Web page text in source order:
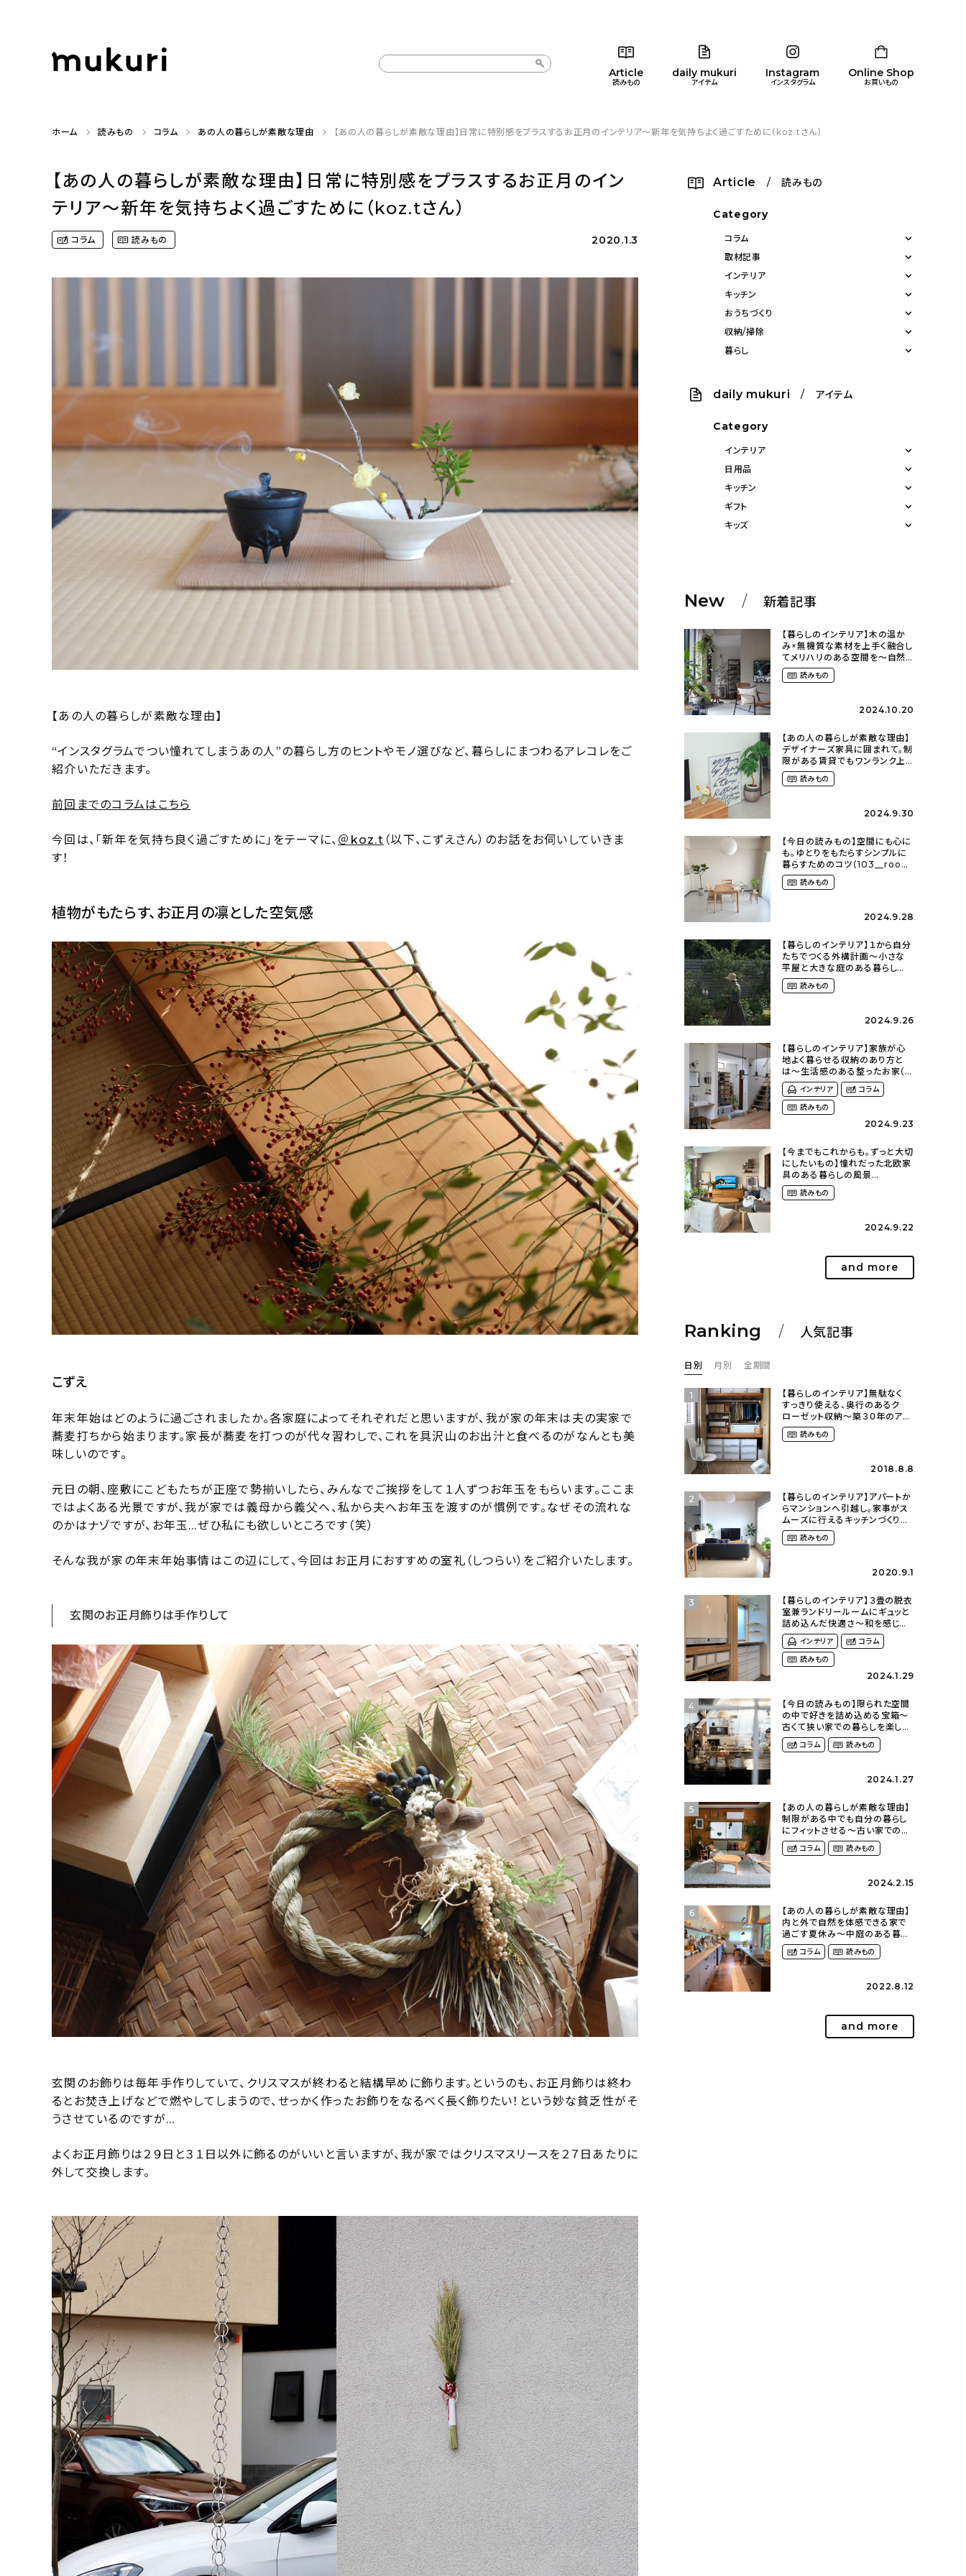
Article
読みもの
daily mukuri
アイテム
Instagram
インスタグラム
Online Shop
お買いもの
カテゴリー一覧 コラム 暮らし
カテゴリー一覧 インテリア キッズ
ホーム 読みもの コラム あの人の暮らしが素敵な理由 【あの人の暮らしが素敵な理由】日常に特別感をプラスするお正月のインテリア〜新年を気持ちよく過ごすために（koz.tさん）
【あの人の暮らしが素敵な理由】日常に特別感をプラスするお正月のイン
テリア〜新年を気持ちよく過ごすために（koz.tさん）
コラム 読みもの 2020.1.3
【あの人の暮らしが素敵な理由】
“インスタグラムでつい憧れてしまうあの人”の暮らし方のヒントやモノ選びなど、暮らしにまつわるアレコレをご
紹介いただきます。
前回までのコラムはこちら
今回は、「新年を気持ち良く過ごすために」をテーマに、 ＠koz.t （以下、こずえさん）のお話をお伺いしていきま
す！
植物がもたらす、お正月の凛とした空気感
こずえ
年末年始はどのように過ごされましたか。各家庭によってそれぞれだと思いますが、我が家の年末は夫の実家で
蕎麦打ちから始まります。家長が蕎麦を打つのが代々習わしで、これを具沢山のお出汁と食べるのがなんとも美
味しいのです。
元日の朝、座敷にこどもたちが正座で勢揃いしたら、みんなでご挨拶をして１人ずつお年玉をもらいます。ここま
ではよくある光景ですが、我が家では義母から義父へ、私から夫へお年玉を渡すのが慣例です。なぜその流れな
のかはナゾですが、お年玉…ぜひ私にも欲しいところです（笑）
そんな我が家の年末年始事情はこの辺にして、今回はお正月におすすめの室礼（しつらい）をご紹介いたします。
玄関のお正月飾りは手作りして
玄関のお飾りは毎年手作りしていて、クリスマスが終わると結構早めに飾ります。というのも、お正月飾りは終わ
るとお焚き上げなどで燃やしてしまうので、せっかく作ったお飾りをなるべく長く飾りたい！という妙な貧乏性がそ
うさせているのですが…
よくお正月飾りは２９日と３１日以外に飾るのがいいと言いますが、我が家ではクリスマスリースを２７日あたりに
外して交換します。
Article / 読みもの
Category
コラム
取材記事
インテリア
キッチン
おうちづくり
収納/掃除
暮らし
daily mukuri / アイテム
Category
インテリア
日用品
キッチン
ギフト
キッズ
New 新着記事
【暮らしのインテリア】木の温か
み×無機質な素材を上手く融合し
てメリハリのある空間を〜自然
に囲まれて暮らす（ki_no_ieさ
ん） 読みもの
2024.10.20
【あの人の暮らしが素敵な理由】
デザイナーズ家具に囲まれて。制
限がある賃貸でもワンランク上
のお部屋に〜狭くても好きな暮
らしのこと（_____chika708さ
読みもの
2024.9.30
【今日の読みもの】空間にも心に
も。ゆとりをもたらすシンプルに
暮らすためのコツ（103__room
さん）
読みもの
2024.9.28
【暮らしのインテリア】１から自分
たちでつくる外構計画〜小さな
平屋と大きな庭のある暮らし
（tsumikiniwaさん）
読みもの
2024.9.26
【暮らしのインテリア】家族が心
地よく暮らせる収納のあり方と
は〜生活感のある整ったお家（
kaya___ieさん）
インテリア
コラム
読みもの
2024.9.23
【今までもこれからも。ずっと大切
にしたいもの】憧れだった北欧家
具のある暮らしの風景
（m._.k_homeさん）
読みもの
2024.9.22
and more
Ranking 人気記事
日別 月別 全期間
1
【暮らしのインテリア】無駄なく
すっきり使える、奥行のあるク
ローゼット収納〜築３０年のア
パートにある暮らし
（mari_ppe_さん）
読みもの
2018.8.8
2
【暮らしのインテリア】アパートか
らマンションへ引越し。家事がス
ムーズに行えるキッチンづくり〜
２LDKの賃貸暮らし
（mari_ppe_さん）
読みもの
2020.9.1
3
【暮らしのインテリア】３畳の脱衣
室兼ランドリールームにギュッと
詰め込んだ快適さ〜和を感じる
平屋に暮らす（heco_homeさ
ん） インテリア
コラム
読みもの
2024.1.29
4
【今日の読みもの】限られた空間
の中で好きを詰め込める宝箱〜
古くて狭い家での暮らしを楽しむ
（2nyan_and_lifestylesさん）
コラム 読みもの
2024.1.27
5
【あの人の暮らしが素敵な理由】
制限がある中でも自分の暮らし
にフィットさせる〜古い家での暮
らしを楽しむ（idasanchiさん）
コラム 読みもの
2024.2.15
6
【あの人の暮らしが素敵な理由】
内と外で自然を体感できる家で
過ごす夏休み〜中庭のある暮ら
し（yume_2700さん）
コラム 読みもの
2022.8.12
and more